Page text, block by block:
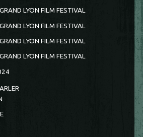
LYON FILM FESTIVAL
LYON FILM FESTIVAL
LYON FILM FESTIVAL
LYON FILM FESTIVAL